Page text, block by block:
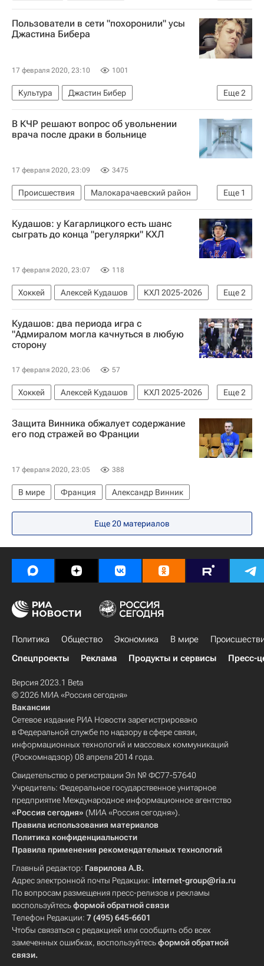
Совет Федерации РФ
Пользователи в сети "похоронили" усы
Джастина Бибера
17 февраля 2020, 23:10 1001
Еще2
Культура
Джастин Бибер
Новости культуры
Стиль жизни
В КЧР решают вопрос об увольнении
врача после драки в больнице
17 февраля 2020, 23:09 3475
Еще 1
Происшествия
Малокарачаевский район
Карачаево-Черкесская республика (КЧР)
Кудашов: у Кагарлицкого есть шанс
сыграть до конца "регулярки" КХЛ
17 февраля 2020, 23:07 118
Еще2
Хоккей Алексей Кудашов
КХЛ 2025-2026
СКА (Санкт-Петербург)
Дмитрий Кагарлицкий
Кудашов: два периода игра с
"Адмиралом могла качнуться в любую
сторону
17 февраля 2020, 23:06 57
Еще2
Хоккей Алексей Кудашов
КХЛ 2025-2026
Адмирал
СКА (Санкт-Петербург)
Защита Винника обжалует содержание
его под стражей во Франции
17 февраля 2020, 23:05 388
В мире Франция Александр Винник
Еще 20 материалов
Политика Общество Экономика В мире
Спецпроекты
Реклама Продукты и сервисы Пресс-
Версия 2023.1 Beta
© 2026 МИА «Россия сегодня»
Вакансии
Сетевое издание РИА Новости зарегистрировано
в Федеральной службе по надзору в сфере связи,
информационных технологий и массовых коммуникаций
(Роскомнадзор) 08 апреля 2014 года.
Свидетельство о регистрации Эл № ФС77-57640
Учредитель: Федеральное государственное унитарное
предприятие Международное информационное агентство
«Россия сегодня» (МИА «Россия сегодня»).
Правила использования материалов
Политика конфиденциальности
Правила применения рекомендательных технологий
Главный редактор: Гаврилова А.В.
Адрес электронной почты Редакции: internet-group@ria.ru
По вопросам размещения пресс-релизов и рекламы
воспользуйтесьформой обратной связи
Телефон Редакции: 7 (495) 645-6601
Чтобы связаться с редакцией или сообщить обо всех
замеченных ошибках, воспользуйтесьформой обратной
связи.